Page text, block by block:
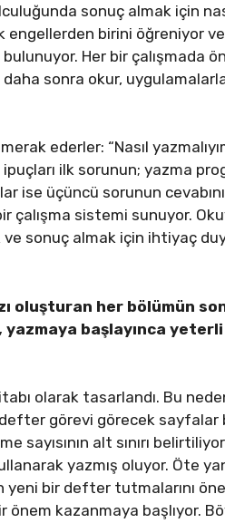
sonuç almak için
birini öğreniyor ve
Her bir çalışmada
sonra okur,
ederler: “Nasıl
ilk sorunun; yazma
ise üçüncü sorunun
çalışma sistemi sunuyor.
ve sonuç almak için ihtiyaç
oluşturan her bölümün
başlayınca
olarak tasarlandı. Bu
görevi görecek sayfalar
alt sınırı
yazmış oluyor. Öte
bir defter tutmalarını
kazanmaya başlıyor.